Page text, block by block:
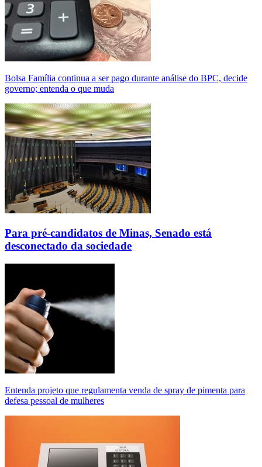
Bolsa Família continua a ser pago durante análise do BPC, decide
governo; entenda o que muda
Para pré-candidatos de Minas, Senado está
desconectado da sociedade
Entenda projeto que regulamenta venda de spray de pimenta para
defesa pessoal de mulheres